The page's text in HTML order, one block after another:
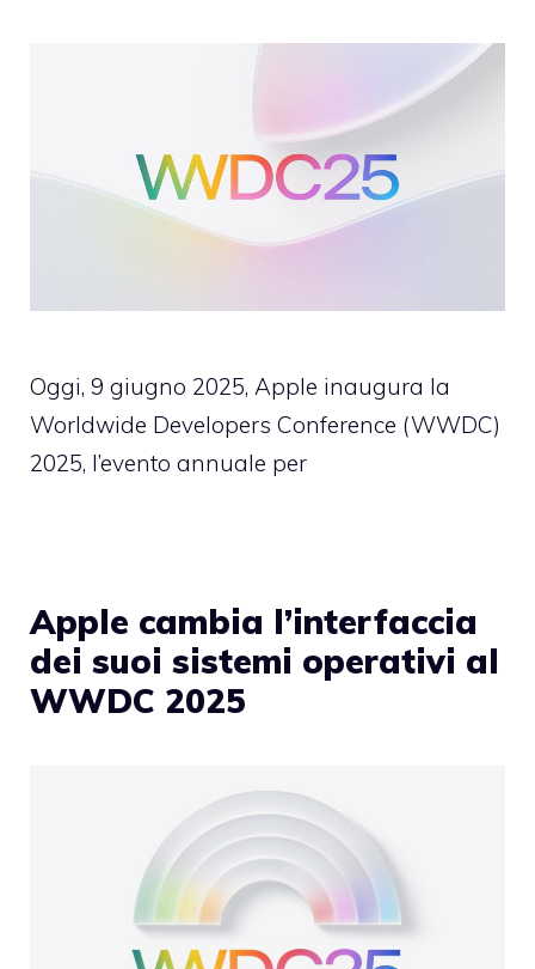
Oggi, 9 giugno 2025, Apple inaugura la
Worldwide Developers Conference (WWDC)
2025, l’evento annuale per
Apple cambia l’interfaccia
dei suoi sistemi operativi al
WWDC 2025